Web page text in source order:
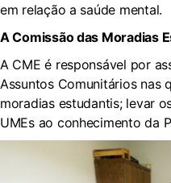
em relação a saúde mental.
A Comissão das Moradias
A CME é responsável por
Assuntos Comunitários nas
moradias estudantis; levar
UMEs ao conhecimento da